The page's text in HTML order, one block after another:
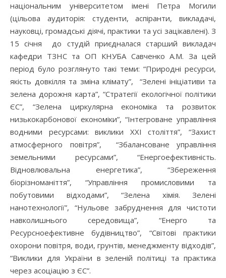
національним університетом імені Петра Могили
(цільова аудиторія: студенти, аспіранти, викладачі,
науковці, громадські діячі, практики та усі зацікавлені). З
15 січня до студій приєдналася старший викладач
кафедри ТЗНС та ОП КНУБА Савченко А.М. За цей
період було розглянуто такі теми: “Природні ресурси,
якість довкілля та зміна клімату”, “Зелені ініціативи та
зелена дорожня карта”, “Стратегії екологічної політики
ЄС”, “Зелена циркулярна економіка та розвиток
низькокарбонової економіки”, “Інтегроване управління
водними ресурсами: виклики ХХІ століття”, “Захист
атмосферного повітря”, “Збалансоване управління
земельними ресурсами”, “Енергоефективність.
Відновлювальна енергетика”, “Збереження
біорізноманіття”, “Управління промисловими та
побутовими відходами”, “Зелена хімія. Зелені
нанотехнології”, “Нульове забруднення для чистоти
навколишнього середовища”, “Енерго та
Ресурсноефективне будівництво”, “Світові практики
охорони повітря, води, грунтів, менеджменту відходів”,
“Виклики для України в зеленій політиці та практика
через асоціацію з ЄС”.